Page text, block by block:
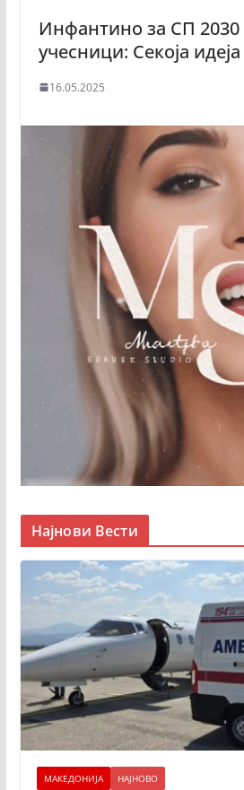
Инфантино за СП 2030
учесници: Секоја
16.05.2025
Најнови Вести
МАКЕДОНИЈА НАЈНОВО